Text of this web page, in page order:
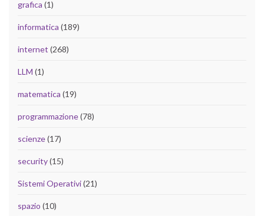
grafica (1)
informatica (189)
internet (268)
LLM (1)
matematica (19)
programmazione(78)
scienze(17)
security(15)
Sistemi Operativi(21)
spazio (10)